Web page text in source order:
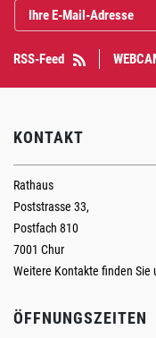
RSS-Feed
KONTAKT
Rathaus
Poststrasse 33,
Postfach 810
7001 Chur
Weitere Kontakte finden Sie
ÖFFNUNGSZEITEN